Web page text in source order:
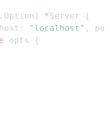
Option ) *Server
{
host : "localhost" ,
opts
{